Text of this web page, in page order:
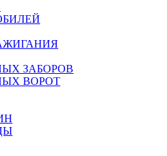
ЗАБОРОВ
ВОРОТ